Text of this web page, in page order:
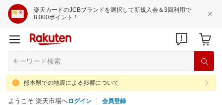
楽天カードのJCBブランドを選択して新規入会＆3回利用で
8,000ポイント！
熊本県での地震による影響について
ようこそ 楽天市場へログイン 会員登録